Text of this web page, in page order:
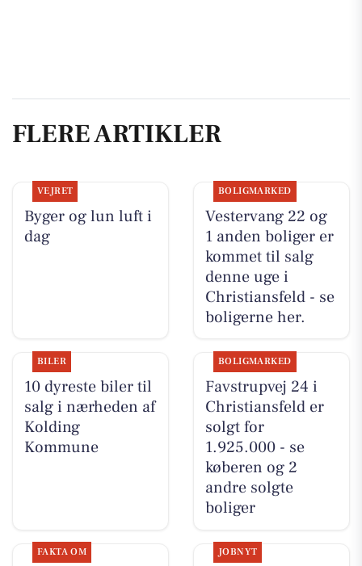
FLERE ARTIKLER
VEJRET
Byger og lun luft i
dag
BOLIGMARKED
Vestervang 22 og
1 anden boliger er
kommet til salg
denne uge i
Christiansfeld - se
boligerne her.
BILER
10 dyreste biler til
salg i nærheden af
Kolding
Kommune
BOLIGMARKED
Favstrupvej 24 i
Christiansfeld er
solgt for
1.925.000 - se
køberen og 2
andre solgte
boliger
FAKTA OM JOBNYT